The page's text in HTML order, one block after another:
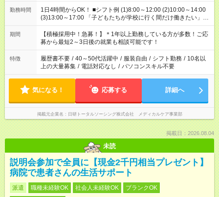
勤務時間
1日4時間からOK！ ■シフト例 (1)8:00～12:00 (2)10:00～14:00
(3)13:00～17:00 「子どもたちが学校に行く間だけ働きたい」
「余裕を持って夕飯の準備がしたい」 「午前中は働いて、午後
はプライベートの時間にしたい」 など、ご希望を教えてくださ
いね。 ※Wワーク希望の方へ 今ご覧のお仕事で希望する勤務時
間と、もう1つのお仕事の勤務時間。 合計で週40時間を超える
場合は応募できません。
期間
【積極採用中！急募！】＊1年以上勤務している方が多数！ご応
募から最短2～3日後の就業も相談可能です！
特徴 履歴書不要 / 40～50代活躍中 / 服装自由 / シフト勤務 / 10名以
上の大量募集 / 電話対応なし / パソコンスキル不要
気になる！ 応募する 詳細へ
掲載元企業名 日研トータルソーシング株式会社 メディカルケア事業部
掲載日：2026.08.04
未読
説明会参加で全員に【現金2千円相当プレゼント】
病院で患者さんの生活サポート
派遣 職種未経験OK 社会人未経験OK ブランクOK